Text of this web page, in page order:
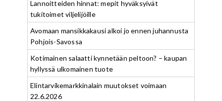
Lannoitteiden hinnat: mepit hyväksyivät
tukitoimet viljelijöille
Avomaan mansikkakausi alkoi jo ennen juhannusta
Pohjois-Savossa
Kotimainen salaatti kynnetään peltoon? – kaupan
hyllyssä ulkomainen tuote
Elintarvikemarkkinalain muutokset voimaan
22.6.2026